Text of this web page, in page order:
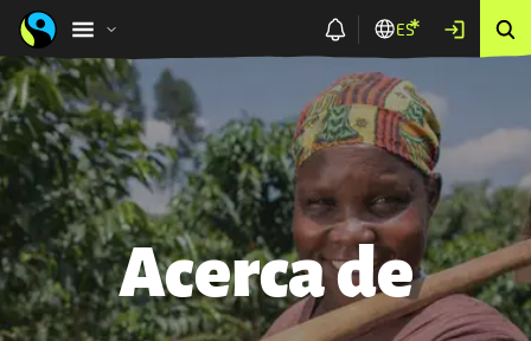
ES
Acerca de